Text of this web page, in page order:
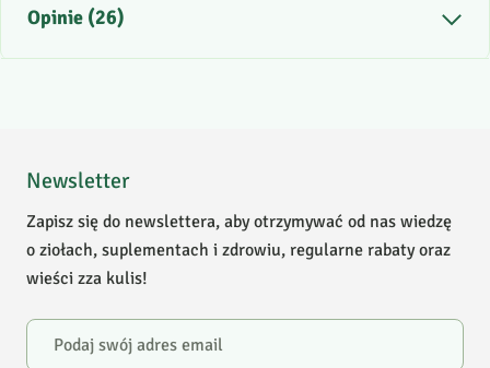
Opinie (26)
4
2
0
1
0
W naszej witrynie opinie mogą dodawać tylko osoby, które
Newsletter
Zapisz się do newslettera, aby otrzymywać od nas wiedzę
o ziołach, suplementach i zdrowiu, regularne rabaty oraz
wieści zza kulis!